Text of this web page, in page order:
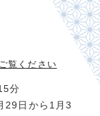
覧ください
分
29日から1月3